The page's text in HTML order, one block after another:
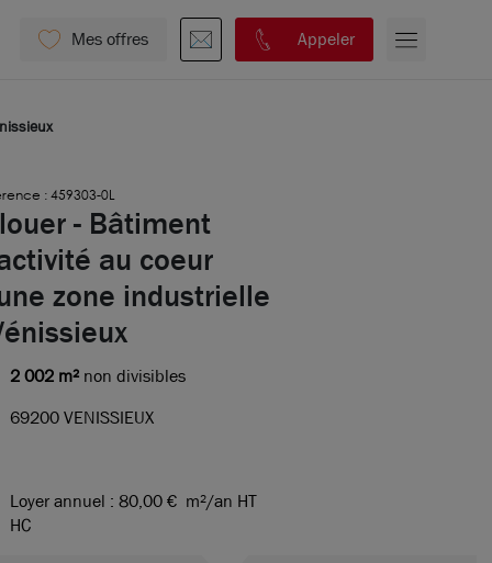
Mes offres Appeler
: 459303-0L
- Bâtiment
au coeur
zone industrielle
2 002 m² non divisibles
69200 VENISSIEUX
Loyer annuel : 80,00 € m²/an HT
HC